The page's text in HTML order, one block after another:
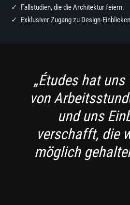
Fallstudien, die die Architektur feiern.
Exklusiver Zugang zu Design-
„Études hat uns
von
und uns
verschafft, die
möglich